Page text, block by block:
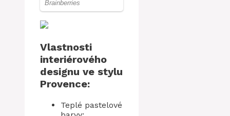
Vlastnosti
interiérového
designu ve stylu
Provence:
Teplé pastelové